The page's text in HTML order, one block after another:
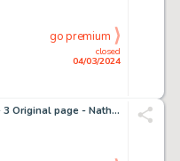
closed
04/03/2024
go premium
De Angelis, Roberto - 3 Original page - Nathan Never #187 - "Sara Mc Bain" - 2006